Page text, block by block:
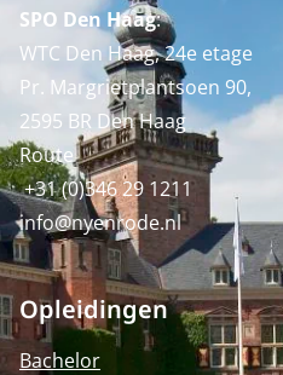
SPO Den Haag:
WTC Den Haag, 24e etage
Pr. Margrietplantsoen 90,
2595 BR Den Haag
Route
+31 (0)346 29 1211
info@nyenrode.nl
Opleidingen
Bachelor